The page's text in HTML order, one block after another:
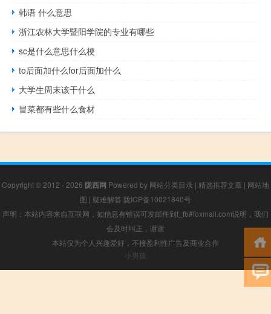
韩语 什么意思
浙江农林大学暨阳学院的专业有哪些
sc是什么意思什么梗
to后面加什么for后面加什么
大学生周末该干什么
冒菜都有些什么食材
Copyright © 2012 - 2026 陇西网 Powered by 网站分类目录 | 精选推荐文章 | 网站地
图 | 疑难解答 陇ICP备10021840号
声明：本站内容来自互联网，如信息有错误可发邮件到f_fb#foxmail.com说明，我们
会及时纠正，谢谢
本站仅为个人兴趣爱好，不接盈利性广告及商业合作
小男孩